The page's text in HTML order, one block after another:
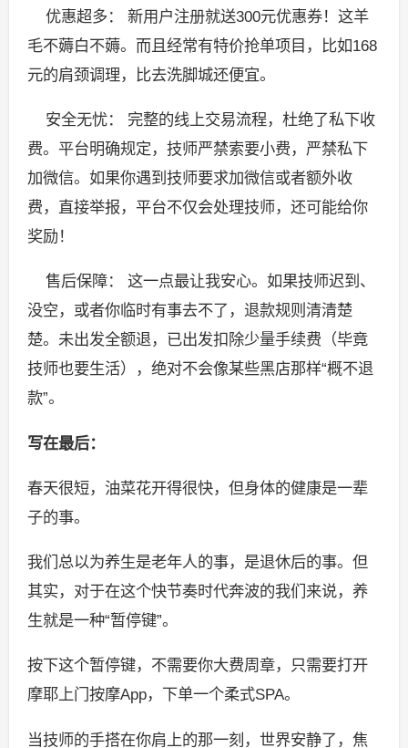
优惠超多： 新用户注册就送300元优惠券！这羊
毛不薅白不薅。而且经常有特价抢单项目，比如168
元的肩颈调理，比去洗脚城还便宜。
安全无忧： 完整的线上交易流程，杜绝了私下收
费。平台明确规定，技师严禁索要小费，严禁私下
加微信。如果你遇到技师要求加微信或者额外收
费，直接举报，平台不仅会处理技师，还可能给你
奖励！
售后保障： 这一点最让我安心。如果技师迟到、
没空，或者你临时有事去不了，退款规则清清楚
楚。未出发全额退，已出发扣除少量手续费（毕竟
技师也要生活），绝对不会像某些黑店那样“概不退
款”。
写在最后：
春天很短，油菜花开得很快，但身体的健康是一辈
子的事。
我们总以为养生是老年人的事，是退休后的事。但
其实，对于在这个快节奏时代奔波的我们来说，养
生就是一种“暂停键”。
按下这个暂停键，不需要你大费周章，只需要打开
摩耶上门按摩App，下单一个柔式SPA。
当技师的手搭在你肩上的那一刻，世界安静了，焦